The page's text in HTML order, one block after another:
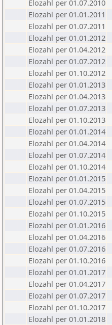
Elozahl per 01.07.2010
Elozahl per 01.01.2011
Elozahl per 01.07.2011
Elozahl per 01.01.2012
Elozahl per 01.04.2012
Elozahl per 01.07.2012
Elozahl per 01.10.2012
Elozahl per 01.01.2013
Elozahl per 01.04.2013
Elozahl per 01.07.2013
Elozahl per 01.10.2013
Elozahl per 01.01.2014
Elozahl per 01.04.2014
Elozahl per 01.07.2014
Elozahl per 01.10.2014
Elozahl per 01.01.2015
Elozahl per 01.04.2015
Elozahl per 01.07.2015
Elozahl per 01.10.2015
Elozahl per 01.01.2016
Elozahl per 01.04.2016
Elozahl per 01.07.2016
Elozahl per 01.10.2016
Elozahl per 01.01.2017
Elozahl per 01.04.2017
Elozahl per 01.07.2017
Elozahl per 01.10.2017
Elozahl per 01.01.2018